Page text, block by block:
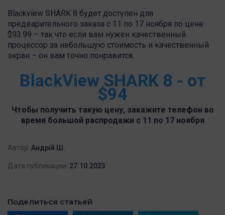
Blackview SHARK 8 будет доступен для
предварительного заказа с 11 по 17 ноября по цене
$93.99 – так что если вам нужен качественный
процессор за небольшую стоимость и качественный
экран – он вам точно понравится.
BlackView SHARK 8 - от
$94
Чтобы получить такую цену, закажите телефон во
время большой распродажи с 11 по 17 ноября
Автор: Андрій Ш.
Дата публикации: 27.10.2023
Поделиться статьей